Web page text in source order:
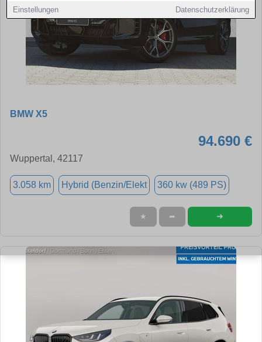
Einstellungen Datenschutzerklärung
BMW X5
94.690 €
Wuppertal, 42117
3.058 km Hybrid (Benzin/Elekt 360 kw (489 PS)
★ ➦ ➜